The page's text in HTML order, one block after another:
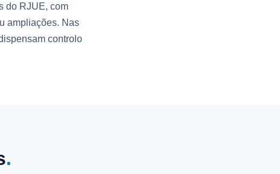
do RJUE, com
ampliações. Nas
controlo
.